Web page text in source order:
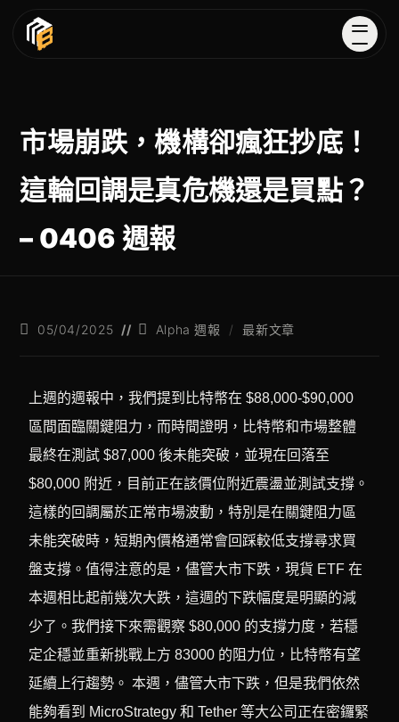
市場崩跌，機構卻瘋狂抄底！
這輪回調是真危機還是買點？
– 0406 週報
05/04/2025 Alpha 週報 / 最新文章
上週的週報中，我們提到比特幣在 $88,000-$90,000
區間面臨關鍵阻力，而時間證明，比特幣和市場整體
最終在測試 $87,000 後未能突破，並現在回落至
$80,000 附近，目前正在該價位附近震盪並測試支撐。
這樣的回調屬於正常市場波動，特別是在關鍵阻力區
未能突破時，短期內價格通常會回踩較低支撐尋求買
盤支撐。值得注意的是，儘管大市下跌，現貨 ETF 在
本週相比起前幾次大跌，這週的下跌幅度是明顯的減
少了。我們接下來需觀察 $80,000 的支撐力度，若穩
定企穩並重新挑戰上方 83000 的阻力位，比特幣有望
延續上行趨勢。 本週，儘管大市下跌，但是我們依然
能夠看到 MicroStrategy 和 Tether 等大公司正在密鑼緊